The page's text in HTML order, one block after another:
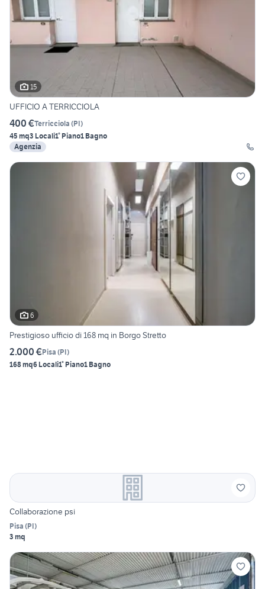
15
UFFICIO A TERRICCIOLA
400 €Terricciola (PI)
45 mq3 Locali1° Piano1 Bagno
Agenzia
6
Prestigioso ufficio di 168 mq in Borgo Stretto
2.000 €Pisa (PI)
168 mq6 Locali1° Piano1 Bagno
Collaborazione psi
Pisa (PI)
3 mq